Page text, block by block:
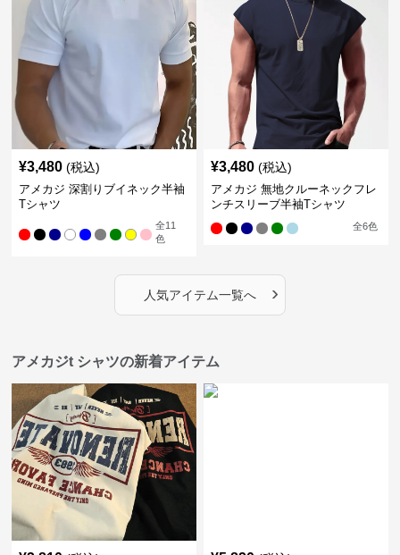
¥3,480 (税込)
アメカジ 深割りブイネック半袖
Tシャツ
全11
色
¥3,480 (税込)
アメカジ 無地クルーネックフレ
ンチスリーブ半袖Tシャツ
全6色
人気アイテム一覧へ ›
アメカジt シャツの新着アイテム